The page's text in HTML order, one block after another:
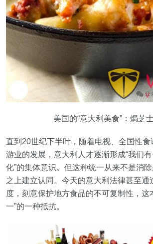
美国的“意大利美食”：焗芝
直到20世纪下半叶，随着电视、全国性
游业的发展，意大利人才逐渐形成“我们
化”的集体意识。但这种统一从来不是消
之上建立认同。今天的意大利法律甚至通
度，刻意保护地方食品的不可复制性，这
一”的一种抵抗。